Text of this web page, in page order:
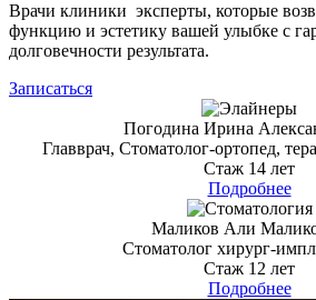
Врачи клиники эксперты, которые
функцию и эстетику вашей улыбке с
долговечности результата.
Записаться
Погодина Ирина
Главврач, Стоматолог-ортопед,
Стаж 14 лет
Подробнее
Маликов Али
Стоматолог хирург-
Стаж 12 лет
Подробнее